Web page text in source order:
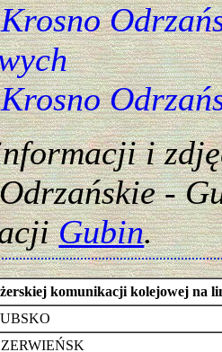
i
-
Gubin.
komunikacji kolejowej na